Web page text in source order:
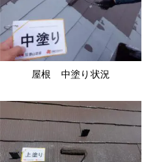
屋根 中塗り状況